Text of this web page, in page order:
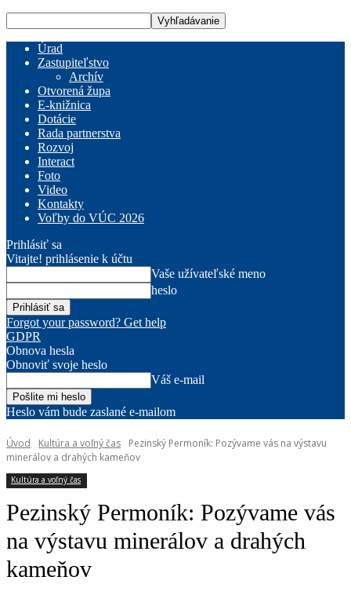
Úrad
Zastupiteľstvo
Archív
Otvorená župa
E-knižnica
Dotácie
Rada partnerstva
Rozvoj
Interact
Foto
Video
Kontakty
Voľby do VÚC 2026
Prihlásiť sa
Vitajte! prihlásenie k účtu
Vaše užívateľské meno
heslo
Forgot your password? Get help
GDPR
Obnova hesla
Obnoviť svoje heslo
Váš e-mail
Heslo vám bude zaslané e-mailom
Úvod Kultúra a voľný čas
Pezinský Permoník: Pozývame vás na výstavu
minerálov a drahých kameňov
Kultúra a voľný čas
Pezinský Permoník: Pozývame vás
na výstavu minerálov a drahých
kameňov